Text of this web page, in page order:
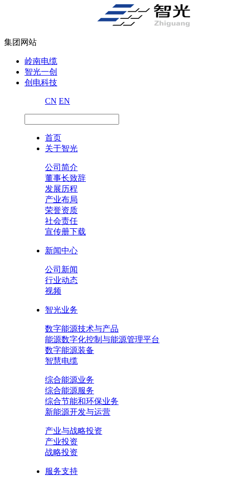
集团网站
岭南电缆
智光一创
创电科技
CN EN
首页
关于智光
公司简介
董事长致辞
发展历程
产业布局
荣誉资质
社会责任
宣传册下载
新闻中心
公司新闻
行业动态
视频
智光业务
数字能源技术与产品
能源数字化控制与能源管理平台
数字能源装备
智慧电缆
综合能源业务
综合能源服务
综合节能和环保业务
新能源开发与运营
产业与战略投资
产业投资
战略投资
服务支持